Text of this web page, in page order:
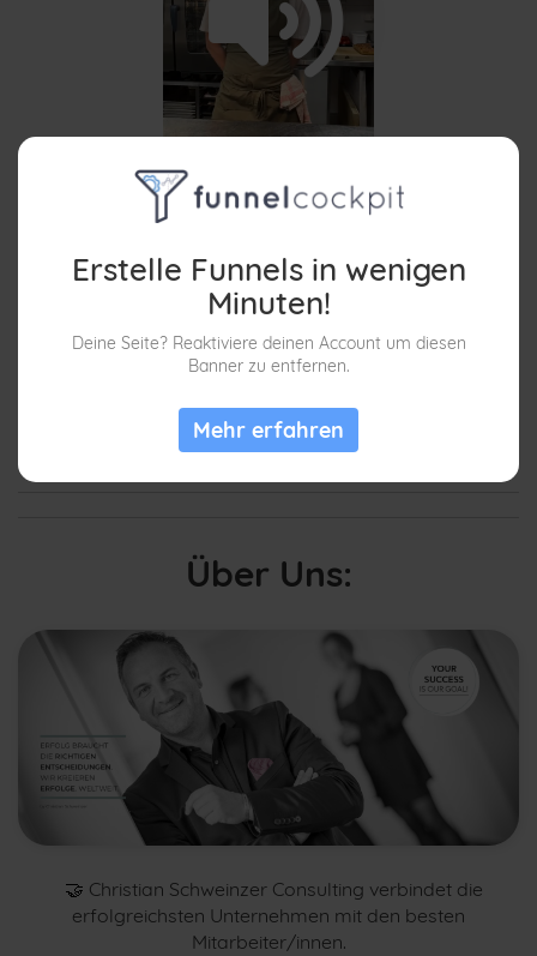
/
Loaded
Über Uns:
🤝 Christian Schweinzer Consulting verbindet die
erfolgreichsten Unternehmen mit den besten
Mitarbeiter/innen.
Erstelle Funnels in wenigen
Minuten!
Deine Seite? Reaktiviere deinen Account um diesen
Banner zu entfernen.
Mehr erfahren